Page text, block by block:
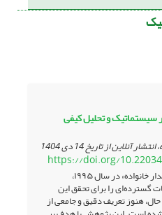
سیستماتیک و تحلیل کیفی
آنلاین از تاریخ14 دی 1404
https://doi.org/
با ظهور مفهوم «شهر دوستدار خانواده» در سال ۱۹۹۵،
گسترده‌ای را برای تحقق این
حال، هنوز تعریف دقیق و جامعی از